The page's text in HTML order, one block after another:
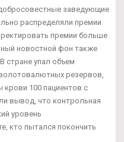
заведующие
распределяли премии
премии больше
новостной фон также
стране упал объем
резервов,
100 пациентов с
вывод, что контрольная
уровень
кто пытался покончить